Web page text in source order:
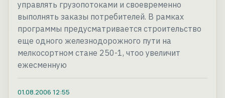
управлять грузопотоками и своевременно
выполнять заказы потребителей. В рамках
программы предусматривается строительство
еще одного железнодорожного пути на
мелкосортном стане 250-1, чтоо увеличит
ежесменную
01.08.2006 12:55